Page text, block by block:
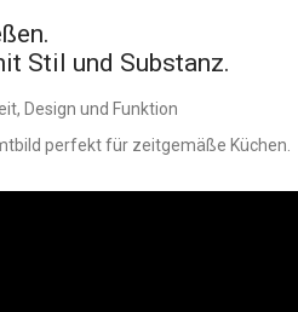
Stil und Substanz.
Design und Funktion
perfekt für zeitgemäße Küchen.